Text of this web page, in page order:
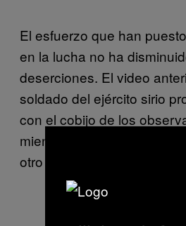
El esfuerzo que han
en la lucha no ha
deserciones. El video
soldado del ejército sirio
con el cobijo de los
mientras sus ex
otro lado. Qué atrevido.